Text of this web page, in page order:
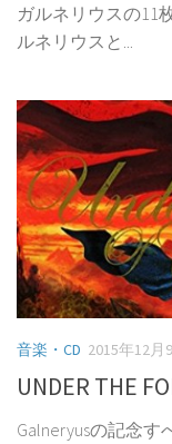
ガルネリウスの11
ルネリウスと...
音楽・CD 2015年12月
UNDER THE
Galneryusの記念